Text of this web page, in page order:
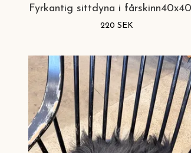
Fyrkantig sittdyna i
220 SEK